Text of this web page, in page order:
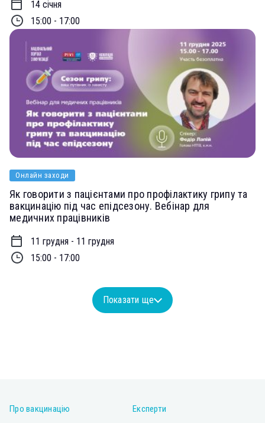
14 січня
15:00 - 17:00
Онлайн заходи
Як говорити з пацієнтами про профілактику грипу та
вакцинацію під час епідсезону. Вебінар для
медичних працівників
11 грудня - 11 грудня
15:00 - 17:00
Показати ще
Про вакцинацію Експерти